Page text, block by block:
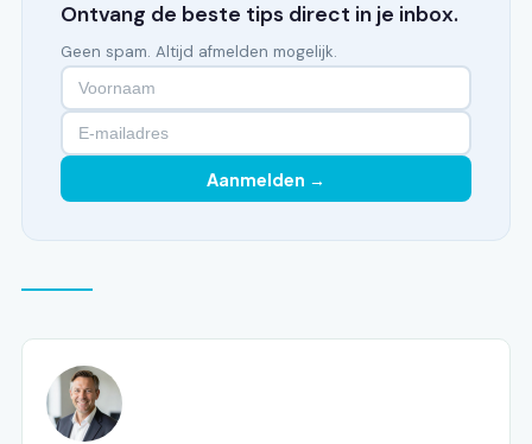
Ontvang de beste tips direct in je inbox.
Geen spam. Altijd afmelden mogelijk.
Aanmelden →